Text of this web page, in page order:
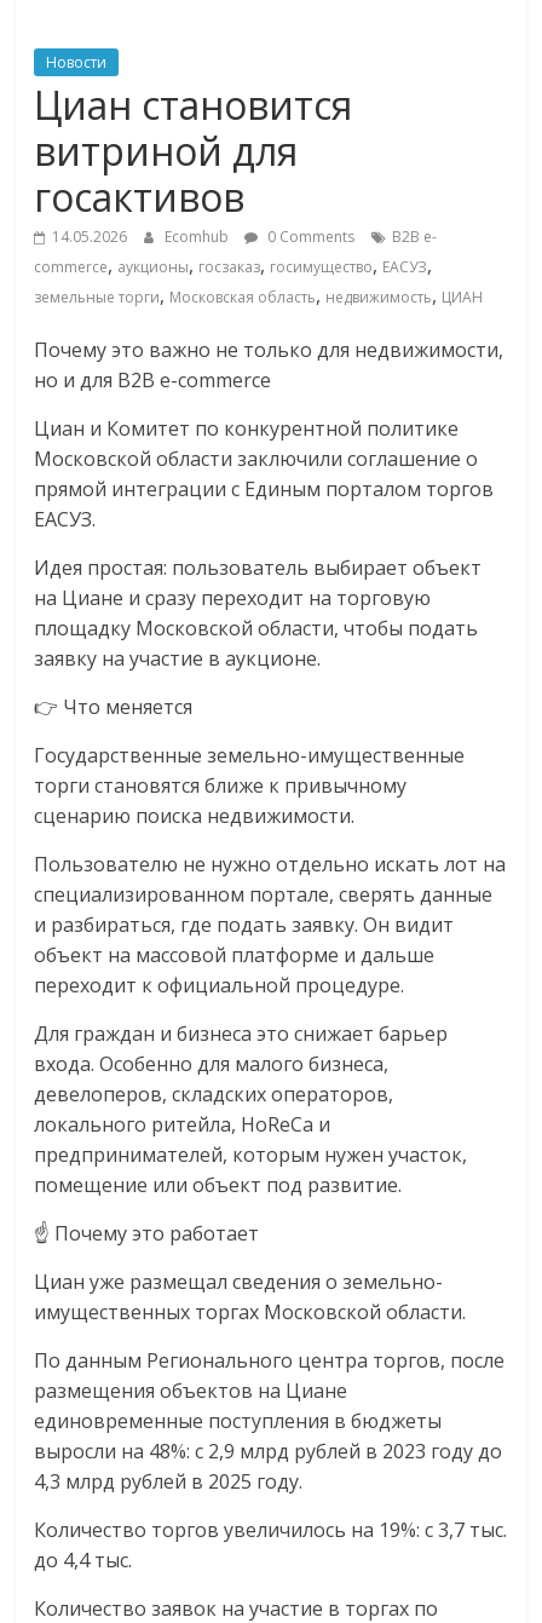
ритейле,
логистике,
технологиях,
соцсетях
Портал
онлайн-
торговле,
сервисах
для
Commerce,
логистике,
технологиях,
соцсетях.
Нам
как
как
Сеть
меняет
жизнь
людей
обсудить
изменения
читателем.
Новости
Циан становится
витриной для
госактивов
14.05.2026 Ecomhub 0 Comments
B2B e-
commerce, аукционы, госзаказ, госимущество, ЕАСУЗ,
земельные торги, Московская область, недвижимость, ЦИАН
Почему это важно не только для недвижимости,
но и для B2B e-commerce
Циан и Комитет по конкурентной политике
Московской области заключили соглашение о
прямой интеграции с Единым порталом торгов
ЕАСУЗ.
Идея простая: пользователь выбирает объект
на Циане и сразу переходит на торговую
площадку Московской области, чтобы подать
заявку на участие в аукционе.
👉 Что меняется
Государственные земельно-имущественные
торги становятся ближе к привычному
сценарию поиска недвижимости.
Пользователю не нужно отдельно искать лот на
специализированном портале, сверять данные
и разбираться, где подать заявку. Он видит
объект на массовой платформе и дальше
переходит к официальной процедуре.
Для граждан и бизнеса это снижает барьер
входа. Особенно для малого бизнеса,
девелоперов, складских операторов,
локального ритейла, HoReCa и
предпринимателей, которым нужен участок,
помещение или объект под развитие.
☝️ Почему это работает
Циан уже размещал сведения о земельно-
имущественных торгах Московской области.
По данным Регионального центра торгов, после
размещения объектов на Циане
единовременные поступления в бюджеты
выросли на 48%: с 2,9 млрд рублей в 2023 году до
4,3 млрд рублей в 2025 году.
Количество торгов увеличилось на 19%: с 3,7 тыс.
до 4,4 тыс.
Количество заявок на участие в торгах по